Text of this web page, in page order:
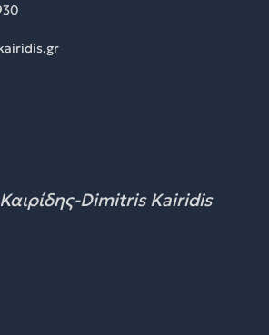
Dimitris Kairidis